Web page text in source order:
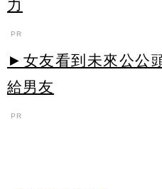
力
PR
►女友看到未來公公
給男友
PR